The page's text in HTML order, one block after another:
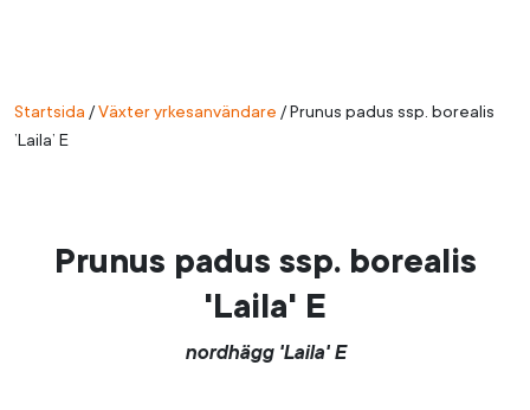
Startsida /Växter yrkesanvändare /Prunus padus ssp. borealis
’Laila’ E
Prunus padus ssp. borealis
'Laila' E
nordhägg 'Laila' E